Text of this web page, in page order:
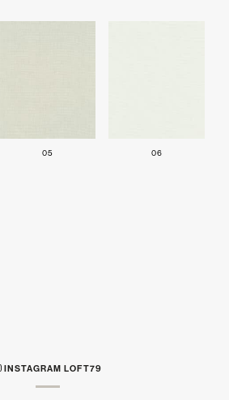
05 06
INSTAGRAM LOFT79